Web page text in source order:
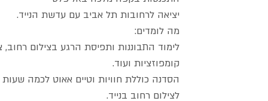
לימוד התבוננות ותפיסת הרגע בצילום רחוב,
הסדנה כוללת חוויות וטיים אאוט לכמה שעות